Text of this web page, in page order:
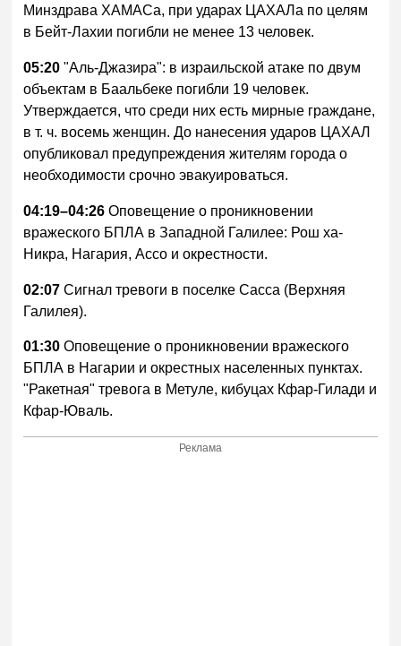
Минздрава ХАМАСа, при ударах ЦАХАЛа по целям
в Бейт-Лахии погибли не менее 13 человек.
05:20 "Аль-Джазира": в израильской атаке по двум
объектам в Баальбеке погибли 19 человек.
Утверждается, что среди них есть мирные граждане,
в т. ч. восемь женщин. До нанесения ударов ЦАХАЛ
опубликовал предупреждения жителям города о
необходимости срочно эвакуироваться.
04:19–04:26 Оповещение о проникновении
вражеского БПЛА в Западной Галилее: Рош ха-
Никра, Нагария, Ассо и окрестности.
02:07 Сигнал тревоги в поселке Сасса (Верхняя
Галилея).
01:30 Оповещение о проникновении вражеского
БПЛА в Нагарии и окрестных населенных пунктах.
"Ракетная" тревога в Метуле, кибуцах Кфар-Гилади и
Кфар-Юваль.
Реклама